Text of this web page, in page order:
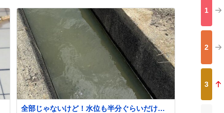
全部じゃないけど！水位も半分ぐらいだけ
1
2
3